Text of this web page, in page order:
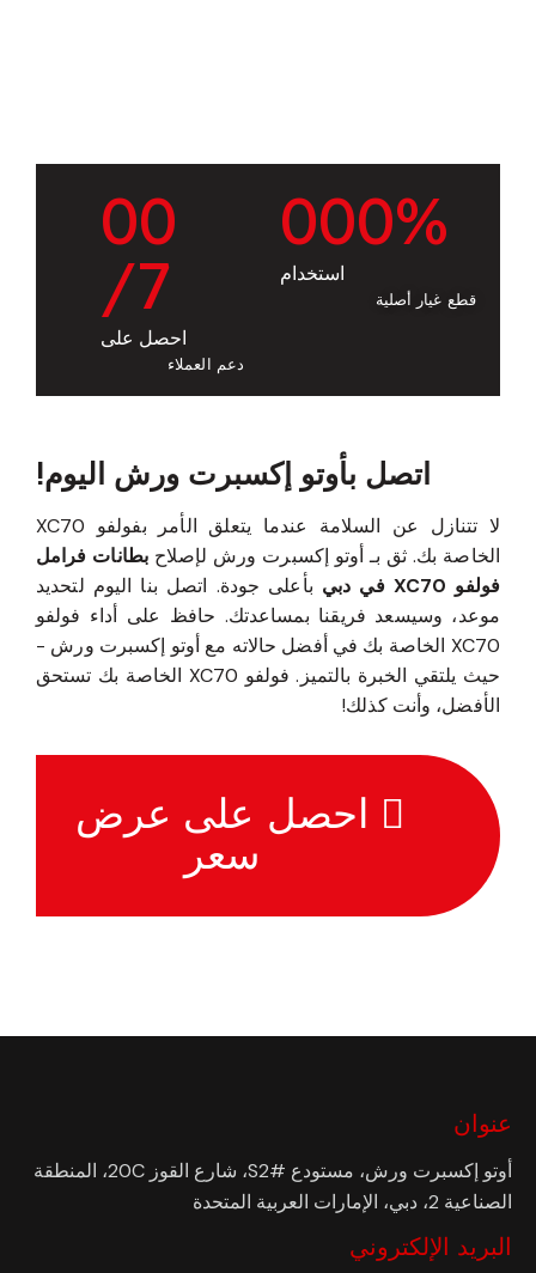
000%
استخدام
قطع غيار أصلية
00
/7
احصل على
دعم العملاء
اتصل بأوتو إكسبرت ورش اليوم!
لا تتنازل عن السلامة عندما يتعلق الأمر بفولفو XC70
الخاصة بك. ثق بـ أوتو إكسبرت ورش لإصلاحبطانات فرامل
فولفو XC70 في دبي
بأعلى جودة. اتصل بنا اليوم لتحديد
موعد، وسيسعد فريقنا بمساعدتك. حافظ على أداء فولفو
XC70 الخاصة بك في أفضل حالاته مع أوتو إكسبرت ورش -
حيث يلتقي الخبرة بالتميز. فولفو XC70 الخاصة بك تستحق
الأفضل، وأنت كذلك!
احصل على عرض
سعر
عنوان
أوتو إكسبرت ورش، مستودع #S2، شارع القوز 20C، المنطقة
الصناعية 2، دبي، الإمارات العربية المتحدة
البريد الإلكتروني